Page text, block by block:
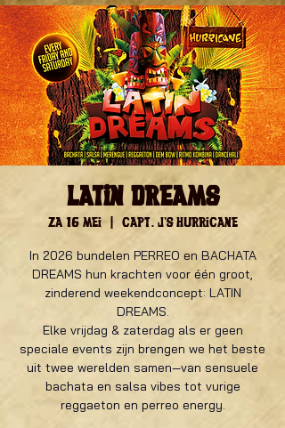
Latin Dreams
za 16 mei
  |
Capt. J's Hurricane
In 2026 bundelen PERREO en BACHATA
DREAMS hun krachten voor één groot,
zinderend weekendconcept: LATIN
DREAMS.
Elke vrijdag & zaterdag als er geen
speciale events zijn brengen we het beste
uit twee werelden samen—van sensuele
bachata en salsa vibes tot vurige
reggaeton en perreo energy.